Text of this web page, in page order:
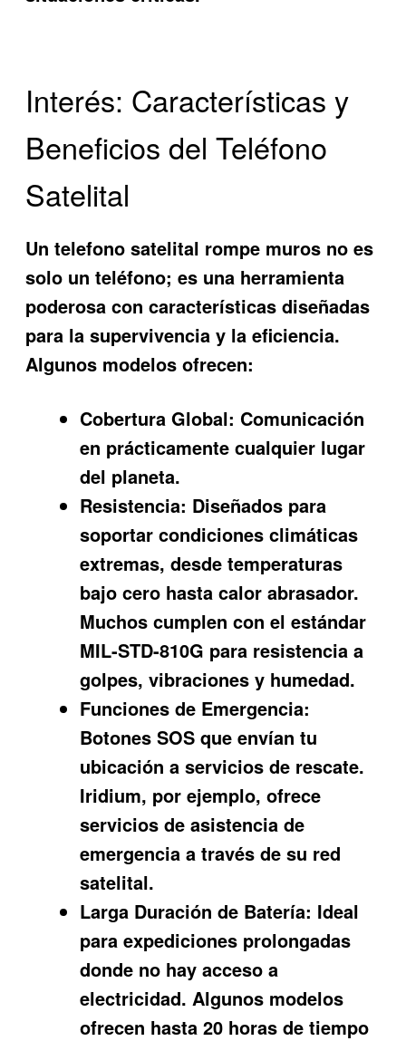
Interés: Características y
Beneficios del Teléfono
Satelital
Untelefono satelital rompe muros no es
solo un teléfono; es una herramienta
poderosa con características diseñadas
para la supervivencia y la eficiencia.
Algunos modelos ofrecen:
Cobertura Global: Comunicación
en prácticamente cualquier lugar
del planeta.
Resistencia: Diseñados para
soportar condiciones climáticas
extremas, desde temperaturas
bajo cero hasta calor abrasador.
Muchos cumplen con el estándar
MIL-STD-810G para resistencia a
golpes, vibraciones y humedad.
Funciones de Emergencia:
Botones SOS que envían tu
ubicación a servicios de rescate.
Iridium, por ejemplo, ofrece
servicios de asistencia de
emergencia a través de su red
satelital.
Larga Duración de Batería: Ideal
para expediciones prolongadas
donde no hay acceso a
electricidad. Algunos modelos
ofrecen hasta 20 horas de tiempo